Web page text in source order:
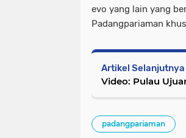
evo yang lain yang
Padangpariaman
Artikel Selanjutnya
Video: Pulau
padangpariaman